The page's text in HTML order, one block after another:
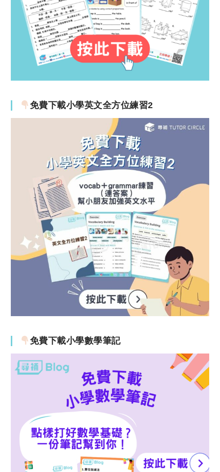
免費下載小學英文全方位練習2
免費下載小學數學筆記